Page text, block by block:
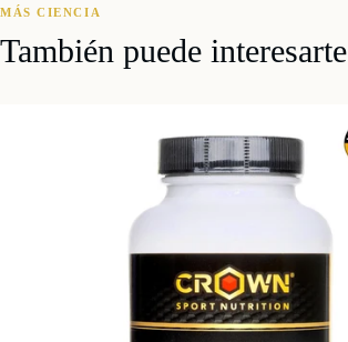
MÁS CIENCIA
También puede interesarte